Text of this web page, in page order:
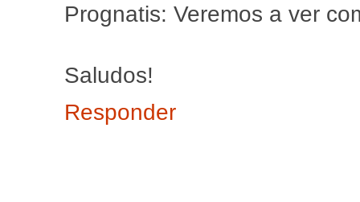
Prognatis: Veremos a ver
Saludos!
Responder